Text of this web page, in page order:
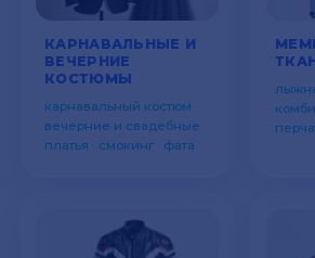
КАРНАВАЛЬНЫЕ И
ВЕЧЕРНИЕ
КОСТЮМЫ
карнавальный костюм ·
вечерние и свадебные
платья · смокинг · фата